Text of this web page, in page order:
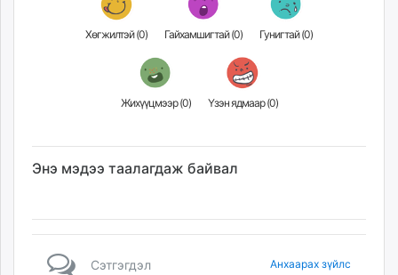
Хөгжилтэй (0) Гайхамшигтай (0) Гунигтай (0)
Жихүүцмээр (0) Үзэн ядмаар (0)
Энэ мэдээ таалагдаж байвал
Сэтгэгдэл Анхаарах зүйлс